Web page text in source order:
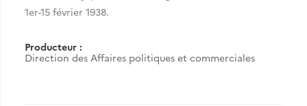
1er-15 février 1938.
Producteur :
Direction des Affaires politiques et commerciales